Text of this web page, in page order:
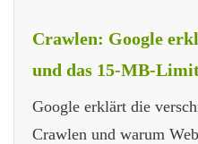
Crawlen: Google
und das 15-MB-
Google erklärt die
Crawlen und warum